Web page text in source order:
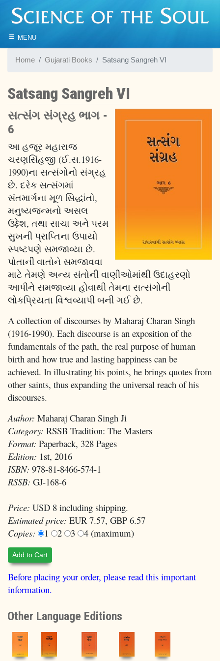
≡ MENU
Home Gujarati Books Satsang Sangreh VI
Satsang Sangreh VI
સત્સંગ સંગ્રહ ભાગ -
6
આ હજૂર મહારાજ
ચરણસિંહજી (ઈ.સ.1916-
1990)ના સત્સંગોનો સંગ્રહ
છે. દરેક સત્સંગમાં
સંતમાર્ગના મૂળ સિદ્ધાંતો,
મનુષ્યજન્મનો અસલ
ઉદ્દેશ, તથા સાચા અને પરમ
સુખની પ્રાપ્તિના ઉપાયો
સ્પષ્ટપણે સમજાવ્યા છે.
પોતાની વાતોને સમજાવવા
માટે તેમણે અન્ય સંતોની વાણીઓમાંથી ઉદાહરણો
આપીને સમજાવ્યા હોવાથી તેમના સત્સંગોની
લોકપ્રિયતા વિશ્વવ્યાપી બની ગઈ છે.
A collection of discourses by Maharaj Charan Singh
(1916-1990). Each discourse is an exposition of the
fundamentals of the path, the real purpose of human
birth and how true and lasting happiness can be
achieved. In illustrating his points, he brings quotes from
other saints, thus expanding the universal reach of his
discourses.
Author: Maharaj Charan Singh Ji
Category: RSSB Tradition: The Masters
Format: Paperback, 328 Pages
Edition: 1st, 2016
ISBN: 978-81-8466-574-1
RSSB: GJ-168-6
Price: USD 8 including shipping.
Estimated price: EUR 7.57, GBP 6.57
Copies:
1 2 3 4 (maximum)
Add to Cart
Before placing your order, please read this important
information.
Other Language Editions